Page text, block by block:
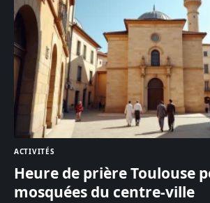
ACTIVITÉS
Heure de prière Toulouse
mosquées du centre-ville